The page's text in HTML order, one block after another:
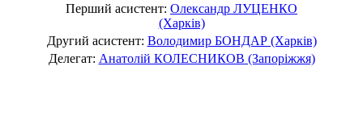
Перший асистент: Олександр ЛУЦЕНКО
(Харків)
Другий асистент: Володимир БОНДАР (Харків)
Делегат: Анатолій КОЛЕСНИКОВ (Запоріжжя)